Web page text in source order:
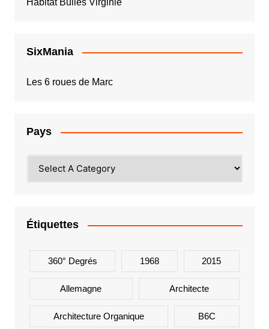
Habitat Bulles Virginie
SixMania
Les 6 roues de Marc
Pays
Étiquettes
360° Degrés 1968 2015
Allemagne Architecte
Architecture Organique B6C